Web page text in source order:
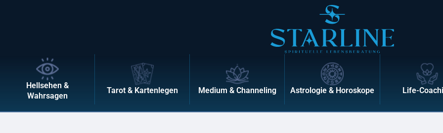
Hellsehen &
Wahrsagen
Tarot & Kartenlegen Medium & Channeling Astrologie & Horoskope Life-